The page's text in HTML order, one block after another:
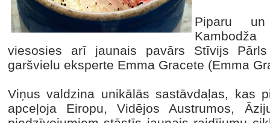
Piparu un
viesosies arī jaunais pavārs Stīvijs
garšvielu eksperte Emma Gracete (Emma
Viņus valdzina unikālās sastāvdaļas, kas
apceļoja Eiropu, Vidējos Austrumos,